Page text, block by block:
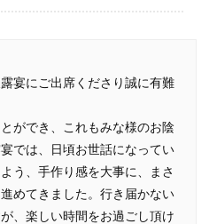
宴にご出席くださり誠に有難
ができ、これもみな様のお陰
では、日頃お世話になってい
う、手作り感を大事に、まさ
めてきました。行き届かない
、楽しい時間をお過ごし頂け